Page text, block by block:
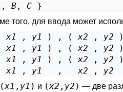
, B , C
того, для ввода может
x1 , y1 ) , ( x2 , y2
x1 , y1 ) , ( x2 , y2
x1 , y1 ) , ( x2 , y2 )
x1
, y1
   ,
x2 , y2
(x1 , y1 ) и (x2 , y2 ) — две